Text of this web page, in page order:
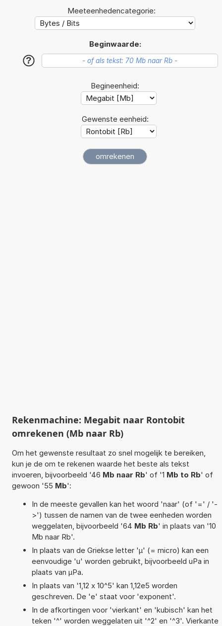
Meeteenhedencategorie:
Beginwaarde:
?
Begineenheid:
Gewenste eenheid:
Rekenmachine: Megabit naar Rontobit
omrekenen (Mb naar Rb)
Om het gewenste resultaat zo snel mogelijk te bereiken,
kun je de om te rekenen waarde het beste als tekst
invoeren, bijvoorbeeld '46 Mb naar Rb' of '1 Mb to Rb' of
gewoon '55 Mb':
In de meeste gevallen kan het woord 'naar' (of '=' / '-
>') tussen de namen van de twee eenheden worden
weggelaten, bijvoorbeeld '64 Mb Rb' in plaats van '10
Mb naar Rb'.
In plaats van de Griekse letter 'µ' (= micro) kan een
eenvoudige 'u' worden gebruikt, bijvoorbeeld uPa in
plaats van µPa.
In plaats van '1,12 x 10^5' kan 1,12e5 worden
geschreven. De 'e' staat voor 'exponent'.
In de afkortingen voor 'vierkant' en 'kubisch' kan het
teken '^' worden weggelaten uit '^2' en '^3'. Vierkante